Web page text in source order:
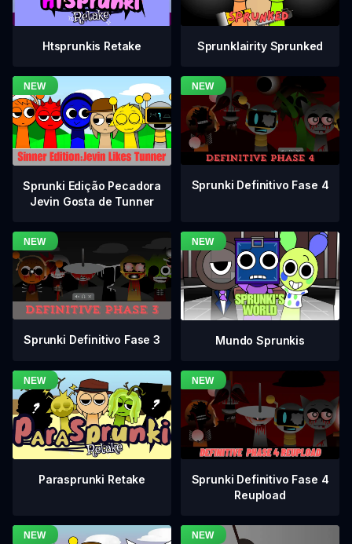
Htsprunkis Retake Sprunklairity Sprunked
Sprunki Edição Pecadora
Jevin Gosta de Tunner
Sprunki Definitivo Fase 4
Sprunki Definitivo Fase 3 Mundo Sprunkis
Parasprunki Retake
Sprunki Definitivo Fase 4
Reupload